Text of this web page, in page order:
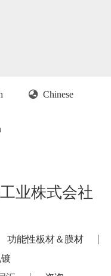
Chinese
业株式会社
功能性板材＆膜材